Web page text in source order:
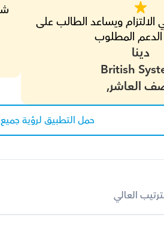
المطلوب
دينا
العاشر,
British
حمل التطبيق لرؤية
العالي